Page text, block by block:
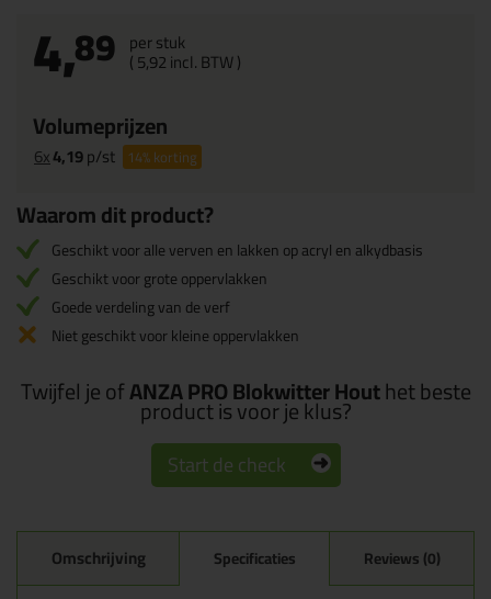
4,89 per stuk
(5,92incl. BTW )
Volumeprijzen
6x4,19p/st 14%korting
Waarom dit product?
Geschikt voor alle verven en lakken op acryl en alkydbasis
Geschikt voor grote oppervlakken
Goede verdeling van de verf
Niet geschikt voor kleine oppervlakken
Twijfel je ofANZA PRO Blokwitter Houthet beste
product is voor je klus?
Start de check
Omschrijving Specificaties Reviews (0)